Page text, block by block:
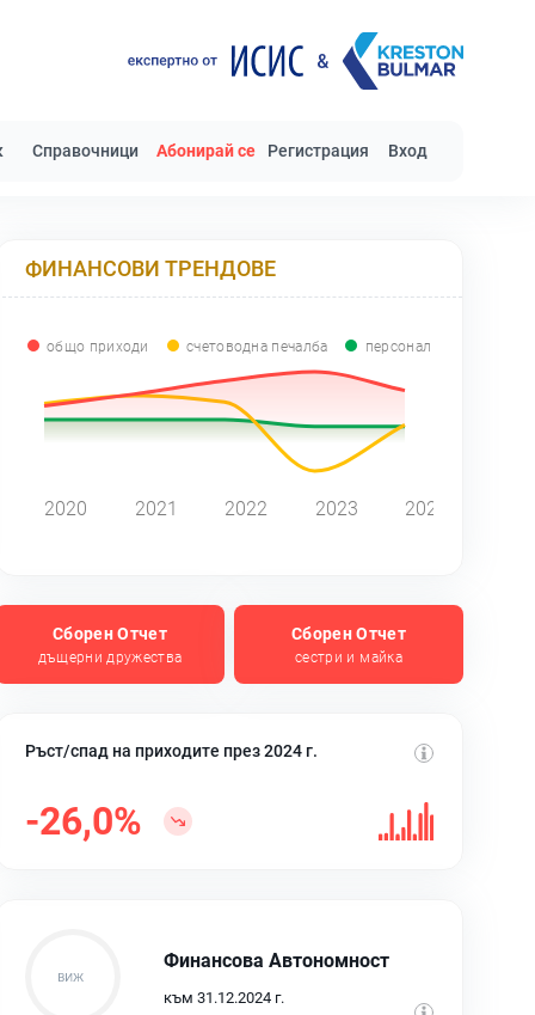
Справочници Абонирай се Регистрация Вход
ФИНАНСОВИ ТРЕНДОВЕ
общо приходи счетоводна печалба персонал
2020 2021 2022 2023 2024
Сборен Отчет
дъщерни дружества
Сборен Отчет
сестри и майка
Ръст/спад на приходите през 2024 г.
-26,0%
Финансова Автономност
към 31.12.2024 г.